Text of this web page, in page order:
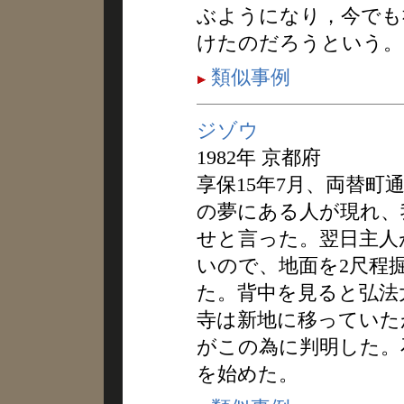
ぶようになり，今で
けたのだろうという。
類似事例
ジゾウ
1982年 京都府
享保15年7月、両替町
の夢にある人が現れ
せと言った。翌日主
いので、地面を2尺程
た。背中を見ると弘
寺は新地に移ってい
がこの為に判明した
を始めた。